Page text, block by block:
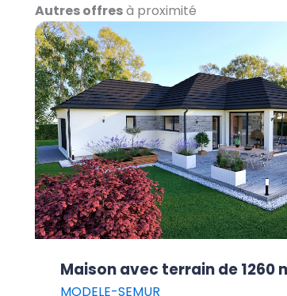
Autres offresà proximité
Maison avec terrain de 1260
MODELE-SEMUR